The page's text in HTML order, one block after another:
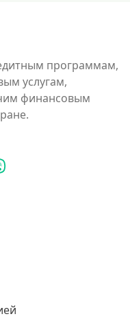
программам,
услугам,
финансовым